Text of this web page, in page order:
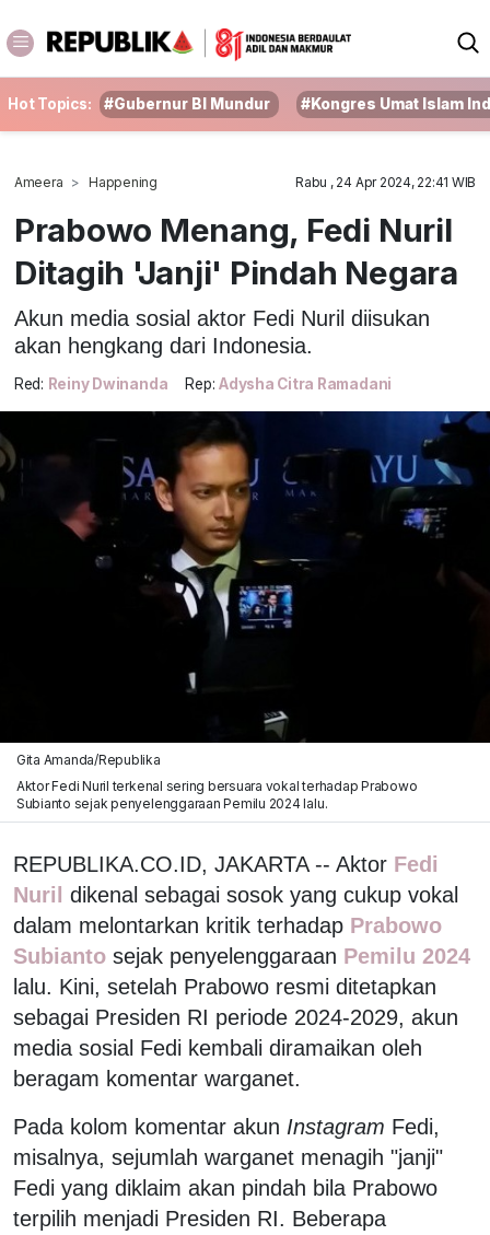
Hot Topics: #Gubernur BI Mundur #Kongres Umat Islam
Ameera Happening Rabu , 24 Apr 2024, 22:41 WIB
Prabowo Menang, Fedi Nuril
Ditagih 'Janji' Pindah Negara
Akun media sosial aktor Fedi Nuril diisukan
akan hengkang dari Indonesia.
Red: Reiny Dwinanda Rep: Adysha Citra Ramadani
Gita Amanda/Republika
Aktor Fedi Nuril terkenal sering bersuara vokal terhadap Prabowo
Subianto sejak penyelenggaraan Pemilu 2024 lalu.
REPUBLIKA.CO.ID, JAKARTA -- Aktor Fedi
Nuril dikenal sebagai sosok yang cukup vokal
dalam melontarkan kritik terhadap Prabowo
Subianto sejak penyelenggaraan Pemilu 2024
lalu. Kini, setelah Prabowo resmi ditetapkan
sebagai Presiden RI periode 2024-2029, akun
media sosial Fedi kembali diramaikan oleh
beragam komentar warganet.
Pada kolom komentar akun Instagram Fedi,
misalnya, sejumlah warganet menagih "janji"
Fedi yang diklaim akan pindah bila Prabowo
terpilih menjadi Presiden RI. Beberapa